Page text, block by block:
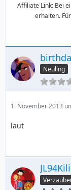
Affiliate Link: Bei
erhalten.
Neuling
1. November 2013
laut